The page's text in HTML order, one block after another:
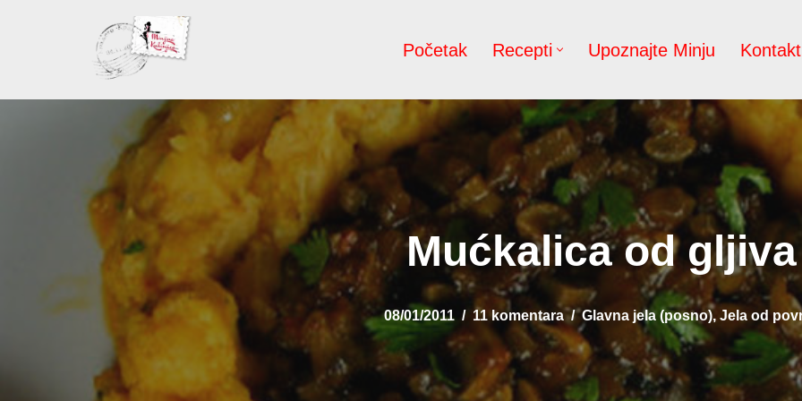
sadržaj
Početak Recepti Upoznajte Minju Kontakt
Mućkalica od gljiva
08/01/2011 11 komentara Glavna jela (posno), Jela od